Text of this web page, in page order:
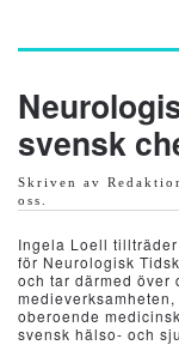
Skip
main
content
svensk
Skriven av
oss
Ingela Loell
för Neurologisk
och tar därmed över
oberoende
svensk hälso- och